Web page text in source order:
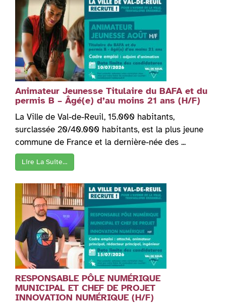
Animateur Jeunesse Titulaire du BAFA et du
permis B – Âgé(e) d’au moins 21 ans (H/F)
La Ville de Val-de-Reuil, 15.000 habitants,
surclassée 20/40.000 habitants, est la plus jeune
commune de France et la dernière-née des ...
Lire La Suite…
RESPONSABLE PÔLE NUMÉRIQUE
MUNICIPAL ET CHEF DE PROJET
INNOVATION NUMÉRIQUE (H/F)